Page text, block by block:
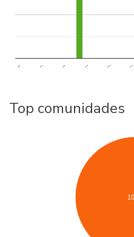
.. .. .. .. .. ..
Top comunidades